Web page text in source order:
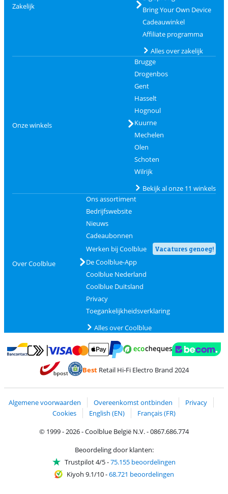
Zakelijk
Bring Your Own Device
Cadeauwinkel
Affiliate programma
Alles over zakelijk
Onze winkels
Brugge
Drogenbos
Gent
Hasselt
Hognoul
Kuurne
Mechelen
Olen
Schoten
Wilrijk
Bekijk al onze 11 winkels
Over Coolblue
Ons assortiment
Bedrijfswebsite
Nieuws
Cadeaubonnen
Werken bij Coolblue
Vacatures genoeg!
De Coolblue-App
Coolblue Nederland
Coolblue Duitsland
Privacy
Toegankelijkheidsverklaring
Alles over Coolblue
Betalen met Bancontact
Betalen met MasterCard en Visa via ClickToPay
Betalen met PayPal
BestRetail Hi-Fi Electro Brand 2024
Algemene voorwaarden Overeenkomst ontbinden
Privacy
Cookies
English (EN)
Français (FR)
© 1999 - 2026 - Coolblue België N.V. - 0867.686.774
Beoordeling door klanten:
Trustpilot 4/5-75.155 beoordelingen
Kiyoh 9.1/10-68.721 beoordelingen